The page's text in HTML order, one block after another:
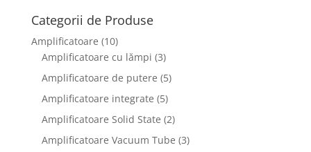
Categorii de Produse
Amplificatoare (10)
Amplificatoare cu lămpi (3)
Amplificatoare de putere (5)
Amplificatoare integrate (5)
Amplificatoare Solid State (2)
Amplificatoare Vacuum Tube (3)